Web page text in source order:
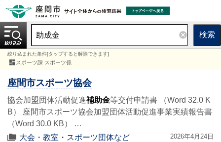
検索
絞り込まれた条件[タップすると解除できます]
スポーツ課 スポーツ係
座間市スポーツ協会
協会加盟団体活動促進補助金等交付申請書 （Word 32.0 K
B） 座間市スポーツ協会加盟団体活動促進事業実績報告書
（Word 30.0 KB） …
大会・教室・スポーツ団体など
2026年4月24日